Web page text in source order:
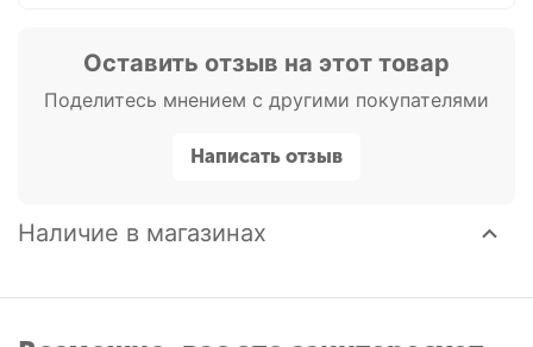
Оставить отзыв на этот товар
Поделитесь мнением с другими покупателями
Написать отзыв
Наличие в магазинах